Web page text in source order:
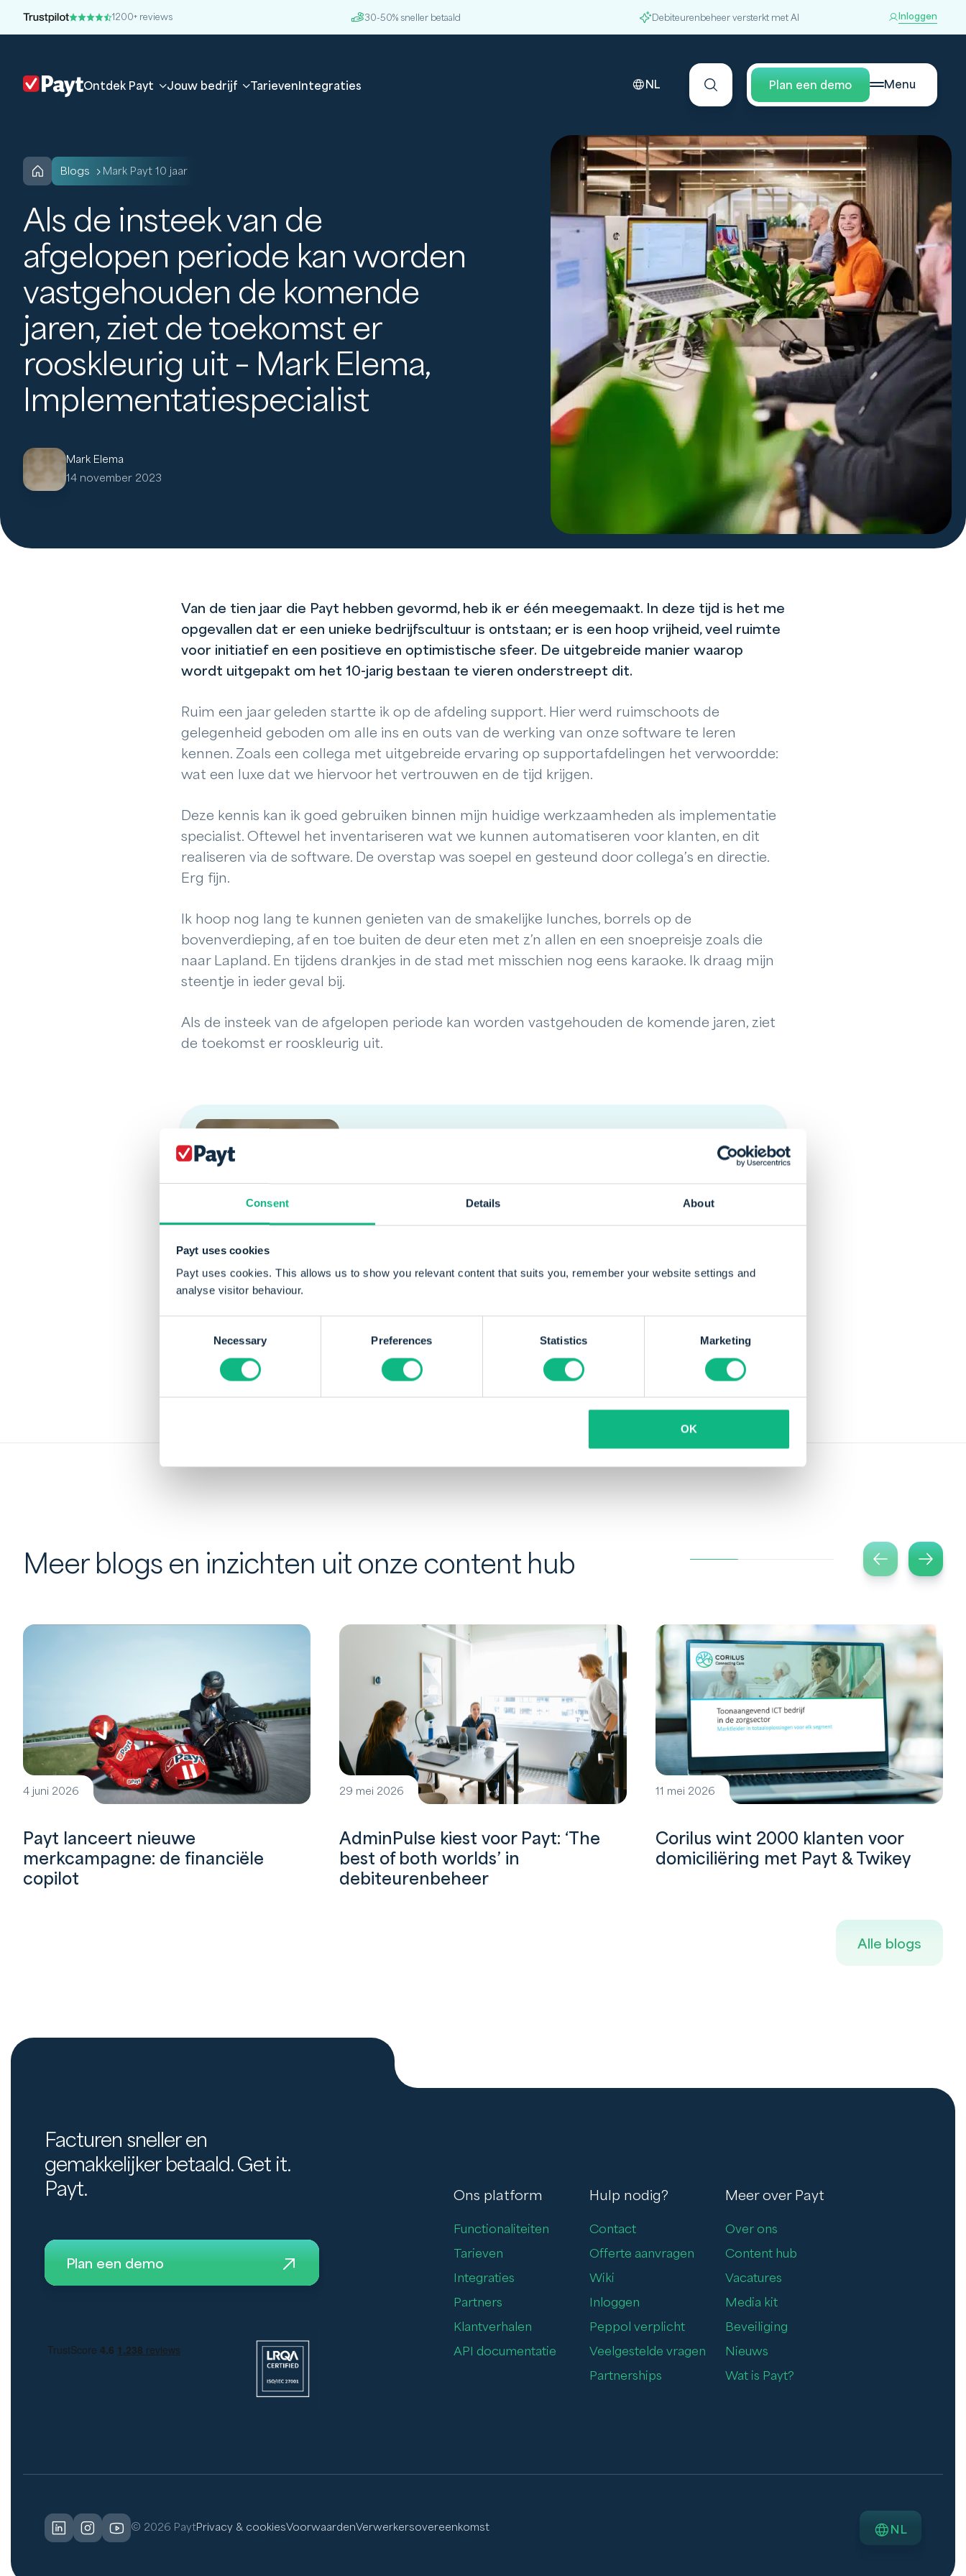
Consent Details About
Payt uses cookies
Payt uses cookies. This allows us to show you relevant content that suits you, remember your website settings and
analyse visitor behaviour.
Necessary Preferences Statistics Marketing
OK
1200+ reviews 30-50% sneller betaald Debiteurenbeheer versterkt met AI Inloggen
Ontdek Payt Jouw bedrijf Tarieven Integraties NL Plan een demo Menu
blogs Mark Payt 10 jaar
Als de insteek van de
afgelopen periode kan worden
vastgehouden de komende
jaren, ziet de toekomst er
rooskleurig uit – Mark Elema,
Implementatiespecialist
Mark Elema
14 november 2023
Van de tien jaar die Payt hebben gevormd, heb ik er één meegemaakt. In deze tijd is het me
opgevallen dat er een unieke bedrijfscultuur is ontstaan; er is een hoop vrijheid, veel ruimte
voor initiatief en een positieve en optimistische sfeer. De uitgebreide manier waarop
wordt uitgepakt om het 10-jarig bestaan te vieren onderstreept dit.
Ruim een jaar geleden startte ik op de afdeling support. Hier werd ruimschoots de
gelegenheid geboden om alle ins en outs van de werking van onze software te leren
kennen. Zoals een collega met uitgebreide ervaring op supportafdelingen het verwoordde:
wat een luxe dat we hiervoor het vertrouwen en de tijd krijgen.
Deze kennis kan ik goed gebruiken binnen mijn huidige werkzaamheden als implementatie
specialist. Oftewel het inventariseren wat we kunnen automatiseren voor klanten, en dit
realiseren via de software. De overstap was soepel en gesteund door collega’s en directie.
Erg fijn.
Ik hoop nog lang te kunnen genieten van de smakelijke lunches, borrels op de
bovenverdieping, af en toe buiten de deur eten met z’n allen en een snoepreisje zoals die
naar Lapland. En tijdens drankjes in de stad met misschien nog eens karaoke. Ik draag mijn
steentje in ieder geval bij.
Als de insteek van de afgelopen periode kan worden vastgehouden de komende jaren, ziet
de toekomst er rooskleurig uit.
Mark is implementatiespecialist bij Payt. Hij begeleidt nieuwe
klanten in het implementeren van onze software. Hij is
behulpzaam en denkt altijd in oplossingen.
Deel dit artikel
Meer blogs en inzichten uit onze content hub
4 juni 2026
Payt lanceert nieuwe
merkcampagne: de financiële
copilot
29 mei 2026
AdminPulse kiest voor Payt: ‘The
best of both worlds’ in
debiteurenbeheer
11 mei 2026
Corilus wint 2000 klanten voor
domiciliëring met Payt & Twikey
Alle blogs
Facturen sneller en
gemakkelijker betaald. Get it.
Payt.
Plan een demo
Ons platform
Functionaliteiten
Tarieven
Integraties
Partners
Klantverhalen
API documentatie
Hulp nodig?
Contact
Offerte aanvragen
Wiki
Inloggen
Peppol verplicht
Veelgestelde vragen
Partnerships
Meer over Payt
Over ons
Content hub
Vacatures
Media kit
Beveiliging
Nieuws
Wat is Payt?
© 2026 PaytPrivacy & cookiesVoorwaardenVerwerkersovereenkomst NL